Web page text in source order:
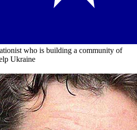
who is building a community of
Ukraine